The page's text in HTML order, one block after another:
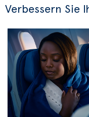
Verbessern Sie